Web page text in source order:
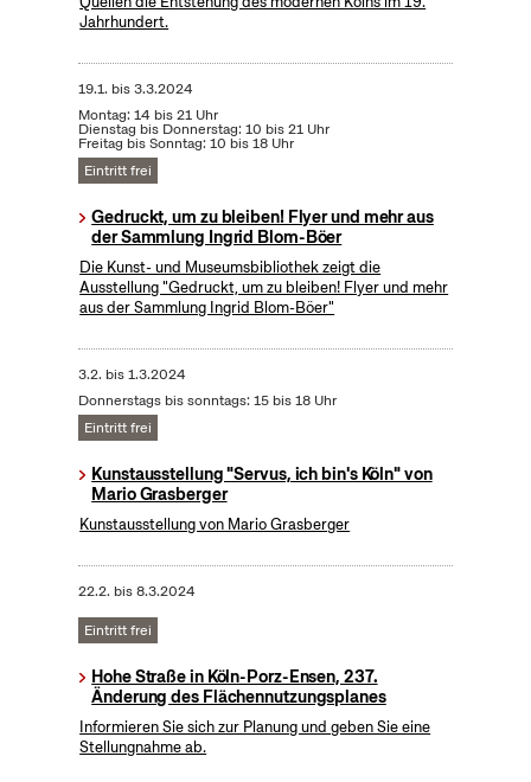
Jahrhundert.
19.1. bis3.3.2024
Montag: 14 bis 21 Uhr
Dienstag bis Donnerstag: 10 bis 21 Uhr
Freitag bis Sonntag: 10 bis 18 Uhr
Eintritt frei
Gedruckt, um zu bleiben! Flyer und mehr aus
der Sammlung Ingrid Blom-Böer
Die Kunst- und Museumsbibliothek zeigt die
Ausstellung "Gedruckt, um zu bleiben! Flyer und mehr
aus der Sammlung Ingrid Blom-Böer"
3.2. bis1.3.2024
Donnerstags bis sonntags: 15 bis 18 Uhr
Eintritt frei
Kunstausstellung "Servus, ich bin's Köln" von
Mario Grasberger
Kunstausstellung von Mario Grasberger
22.2. bis8.3.2024
Eintritt frei
Hohe Straße in Köln-Porz-Ensen, 237.
Änderung des Flächennutzungsplanes
Informieren Sie sich zur Planung und geben Sie eine
Stellungnahme ab.